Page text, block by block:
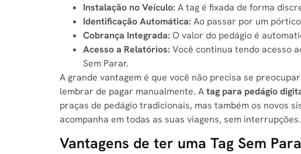
Instalação no Veículo: A tag é fixada de forma
Identificação Automática: Ao passar por um
Cobrança Integrada: O valor do pedágio é
Acesso a Relatórios: Você continua tendo acesso
Sem Parar.
A grande vantagem é que você não precisa se
lembrar de pagar manualmente. Atag para pedágio
praças de pedágio tradicionais, mas também os novos
acompanha em todas as suas viagens, sem interrupções.
Vantagens de ter uma Tag Sem